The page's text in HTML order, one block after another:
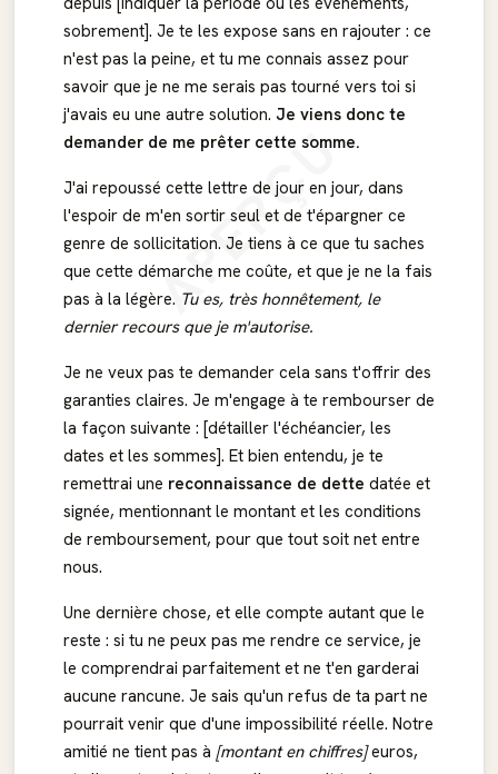
APERÇU
sobrement]. Je te les expose sans en rajouter : ce
n'est pas la peine, et tu me connais assez pour
savoir que je ne me serais pas tourné vers toi si
j'avais eu une autre solution. Je viens donc te
demander de me prêter cette somme.
J'ai repoussé cette lettre de jour en jour, dans
l'espoir de m'en sortir seul et de t'épargner ce
genre de sollicitation. Je tiens à ce que tu saches
que cette démarche me coûte, et que je ne la fais
pas à la légère. Tu es, très honnêtement, le
dernier recours que je m'autorise.
Je ne veux pas te demander cela sans t'offrir des
garanties claires. Je m'engage à te rembourser de
la façon suivante : [détailler l'échéancier, les
dates et les sommes]. Et bien entendu, je te
remettrai une reconnaissance de dette datée et
signée, mentionnant le montant et les conditions
de remboursement, pour que tout soit net entre
nous.
Une dernière chose, et elle compte autant que le
reste : si tu ne peux pas me rendre ce service, je
le comprendrai parfaitement et ne t'en garderai
aucune rancune. Je sais qu'un refus de ta part ne
pourrait venir que d'une impossibilité réelle. Notre
amitié ne tient pas à [montant en chiffres]euros,